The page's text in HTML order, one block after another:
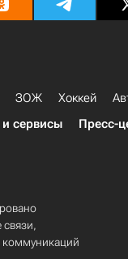
ЗОЖ Хоккей
сервисы Пресс-